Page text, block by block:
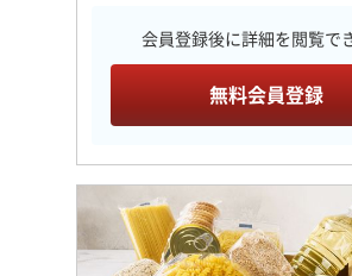
会員登録後に詳細を閲覧で
無料会員登録